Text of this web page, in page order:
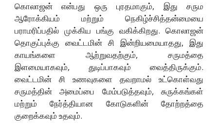
கொலாஜன் என்பது ஒரு புரதமாகும், இது சரும
ஆரோக்கியம் மற்றும் நெகிழ்ச்சித்தன்மையை
பராமரிப்பதில் முக்கிய பங்கு வகிக்கிறது. கொலாஜன்
தொகுப்புக்கு வைட்டமின் சி இன்றியமையாதது, இது
காயங்களை ஆற்றுவதற்கும், சருமத்தை
இளமையாகவும், துடிப்பாகவும் வைத்திருக்கும்.
வைட்டமின் சி உணவுகளை தவறாமல் உட்கொள்வது
சருமத்தின் அமைப்பை மேம்படுத்தவும், சுருக்கங்கள்
மற்றும் நேர்த்தியான கோடுகளின் தோற்றத்தை
குறைக்கவும் உதவும்.